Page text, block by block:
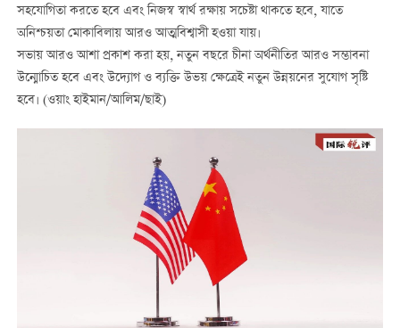
সহযোগিতা করতে হবে এবং নিজস্ব স্বার্থ রক্ষায় সচেষ্টা থাকতে হবে, যাতে
অনিশ্চয়তা মোকাবিলায় আরও আত্মবিশ্বাসী হওয়া যায়।
সভায় আরও আশা প্রকাশ করা হয়, নতুন বছরে চীনা অর্থনীতির আরও সম্ভাবনা
উন্মোচিত হবে এবং উদ্যোগ ও ব্যক্তি উভয় ক্ষেত্রেই নতুন উন্নয়নের সুযোগ সৃষ্টি
হবে। (ওয়াং হাইমান/আলিম/ছাই)